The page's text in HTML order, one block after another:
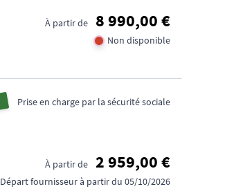
À partir de
8 990,00 €
Non disponible
Prise en charge par la sécurité sociale
À partir de 2 959,00 €
Départ fournisseur à partir du 05/10/2026